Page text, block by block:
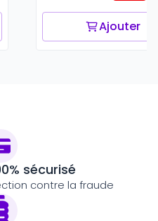
Ajouter
sécurisé
contre la fraude